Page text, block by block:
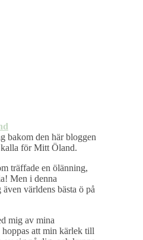
bakom den här bloggen
för Mitt Öland.
träffade en ölänning,
Men i denna
världens bästa ö på
mig av mina
att min kärlek till